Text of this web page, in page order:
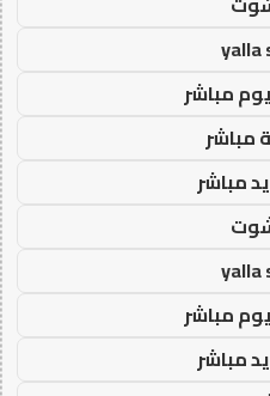
yalla
مباشر
مباشر
مباشر
yalla
مباشر
مباشر